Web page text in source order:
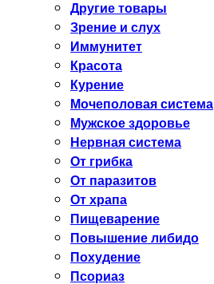
Другие товары
Зрение и слух
Иммунитет
Красота
Курение
Мочеполовая система
Мужское здоровье
Нервная система
От грибка
От паразитов
От храпа
Пищеварение
Повышение либидо
Похудение
Псориаз